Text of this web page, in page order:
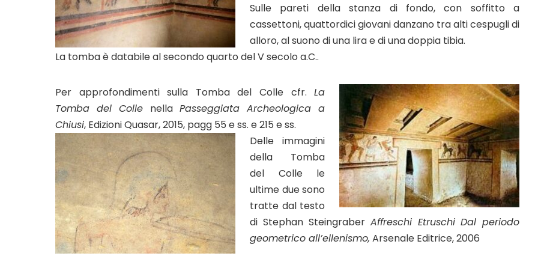
Sulle pareti della stanza di fondo, con soffitto a
cassettoni, quattordici giovani danzano tra alti cespugli di
alloro, al suono di una lira e di una doppia tibia.
La tomba è databile al secondo quarto del V secolo a.C..
Per approfondimenti sulla Tomba del Colle cfr.La
Tomba del Colle nella Passeggiata Archeologica a
Chiusi, Edizioni Quasar, 2015, pagg 55 e ss. e 215 e ss.
Delle immagini
della Tomba
del Colle le
ultime due sono
tratte dal testo
di Stephan Steingraber Affreschi Etruschi Dal periodo
geometrico all’ellenismo, Arsenale Editrice, 2006